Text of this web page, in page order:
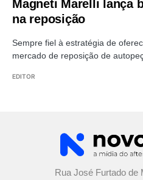
Magneti Marelli lança
na reposição
Sempre fiel à estratégia de
mercado de reposição de
EDITOR
Rua José Furtado de